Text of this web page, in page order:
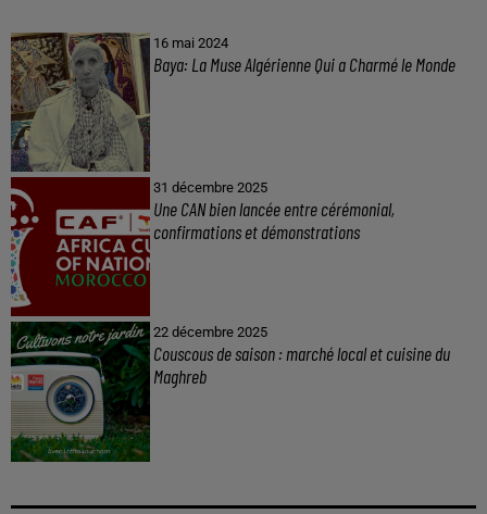
16 mai 2024
Baya: La Muse Algérienne Qui a Charmé le Monde
31 décembre 2025
Une CAN bien lancée entre cérémonial,
confirmations et démonstrations
22 décembre 2025
Couscous de saison : marché local et cuisine du
Maghreb